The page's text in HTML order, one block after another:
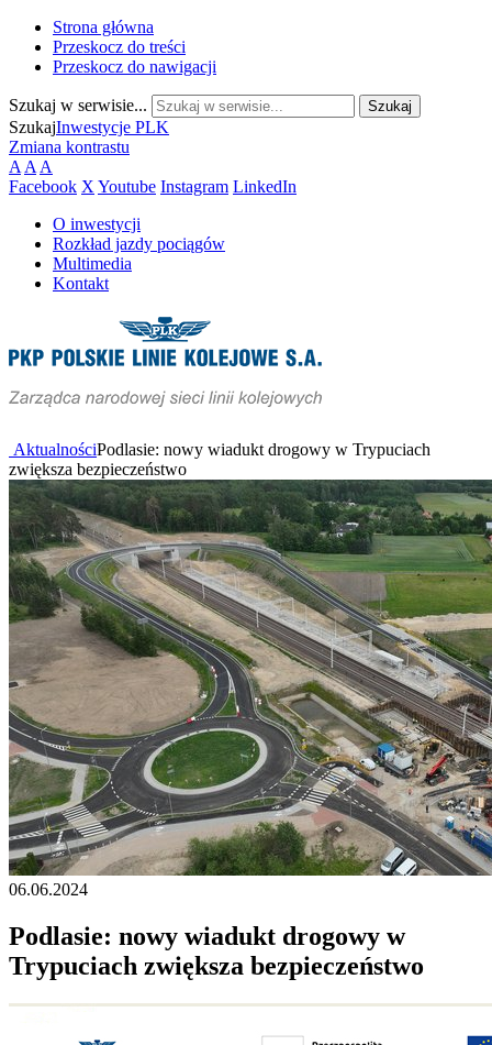
Strona główna
Przeskocz do treści
Przeskocz do nawigacji
Szukaj w serwisie...
SzukajInwestycje PLK
Zmiana kontrastu
A A A
Facebook X Youtube Instagram LinkedIn
O inwestycji
Rozkład jazdy pociągów
Multimedia
Kontakt
AktualnościPodlasie: nowy wiadukt drogowy w Trypuciach
zwiększa bezpieczeństwo
06.06.2024
Podlasie: nowy wiadukt drogowy w
Trypuciach zwiększa bezpieczeństwo